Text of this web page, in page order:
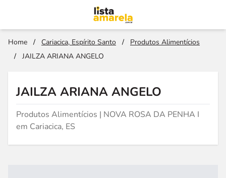
Home / Cariacica, Espírito Santo /
Produtos Alimentícios
/
JAILZA ARIANA ANGELO
JAILZA ARIANA ANGELO
Produtos Alimentícios | NOVA ROSA DA PENHA I
em Cariacica, ES